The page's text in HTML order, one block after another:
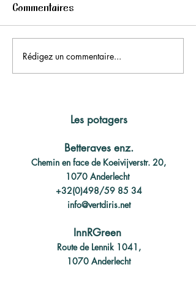
Collectez vos produits
près de chez vous, dans
Commentaires
Rédigez un commentaire...
Les potagers
Betteraves enz.
Chemin en face de Koeivijverstr. 20,
1070 Anderlecht
+32(0)498/59 85 34
info@vertdiris.net
InnRGreen
Route de Lennik 1041,
1070 Anderlecht